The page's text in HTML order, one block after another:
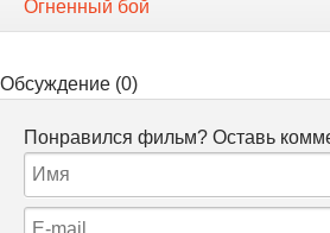
Огненный бой
Обсуждение (0)
Понравился фильм? Оставь